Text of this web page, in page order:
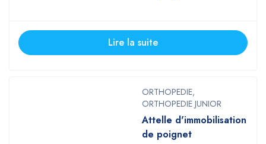
Lire la suite
ORTHOPEDIE,
ORTHOPEDIE JUNIOR
Attelle d'immobilisation
de poignet